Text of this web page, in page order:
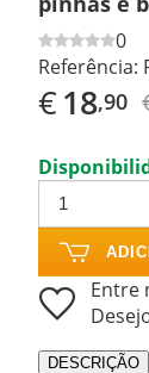
0
Referência:
€18,90
Entre
DESCRIÇÃO